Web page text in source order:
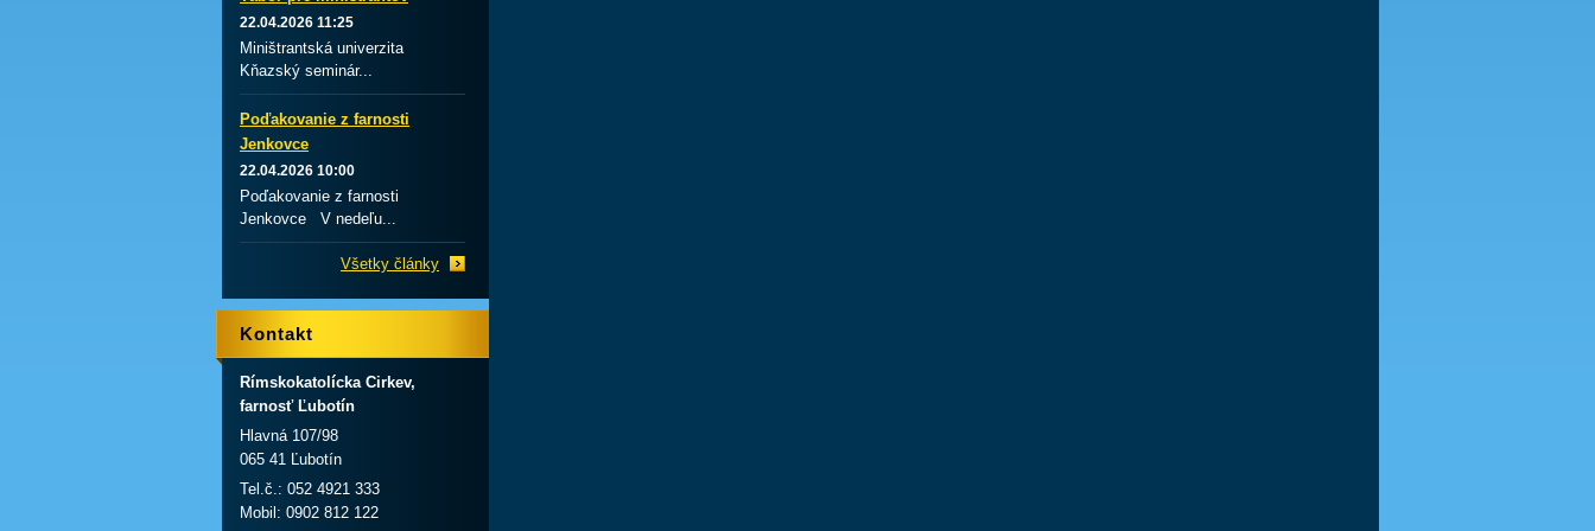
22.04.2026 11:25
Miništrantská univerzita
Kňazský seminár...
Poďakovanie z farnosti
Jenkovce
22.04.2026 10:00
Poďakovanie z farnosti
Jenkovce V nedeľu...
Všetky články
Kontakt
Rímskokatolícka Cirkev,
farnosť Ľubotín
Hlavná 107/98
065 41 Ľubotín
Tel.č.: 052 4921 333
Mobil: 0902 812 122